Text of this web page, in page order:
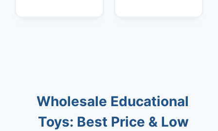
Wholesale Educational
Toys: Best Price & Low